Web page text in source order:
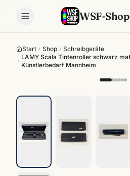
WSF-Shop
Start Shop
Schreibgeräte
LAMY Scala Tintenroller schwarz
Künstlerbedarf Mannheim